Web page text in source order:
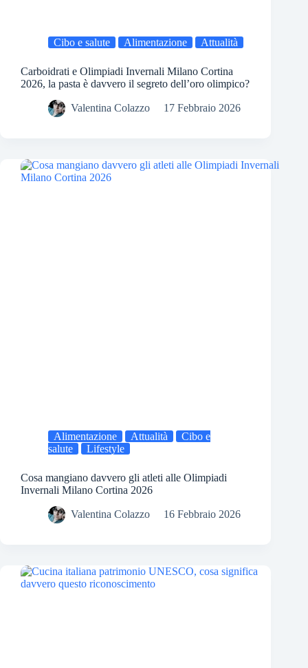
Cibo e salute Alimentazione Attualità
Carboidrati e Olimpiadi Invernali Milano Cortina
2026, la pasta è davvero il segreto dell’oro olimpico?
Valentina Colazzo 17 Febbraio 2026
Alimentazione Attualità
Cibo e
salute
Lifestyle
Cosa mangiano davvero gli atleti alle Olimpiadi
Invernali Milano Cortina 2026
Valentina Colazzo 16 Febbraio 2026